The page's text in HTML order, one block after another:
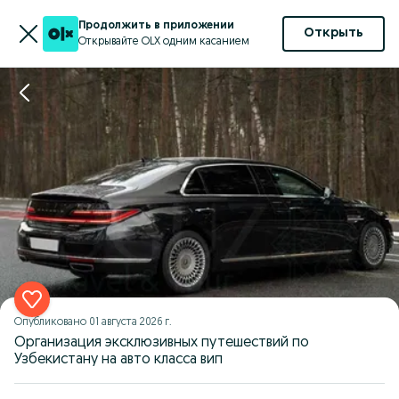
Продолжить в приложении
Открывайте OLX одним касанием
Открыть
Опубликовано 01 августа 2026 г.
Организация эксклюзивных путешествий по
Узбекистану на авто класса вип